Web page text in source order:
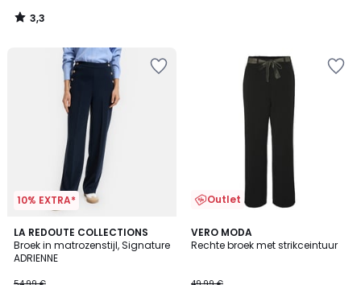
3,3
/
10% EXTRA*
LA REDOUTE COLLECTIONS
Broek in matrozenstijl, Signature
ADRIENNE
3,2
/ 5
Outlet
VERO MODA
Rechte broek met strikceintuur
5
/